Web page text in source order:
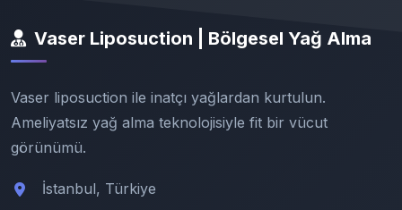
Vaser Liposuction | Bölgesel Yağ Alma
Vaser liposuction ile inatçı yağlardan kurtulun.
Ameliyatsız yağ alma teknolojisiyle fit bir vücut
görünümü.
İstanbul, Türkiye